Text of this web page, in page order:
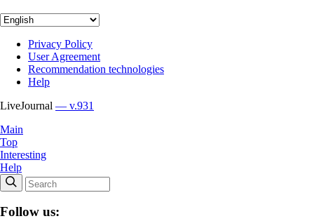
Privacy Policy
User Agreement
Recommendation technologies
Help
LiveJournal — v.931
Main
Top
Interesting
Help
Follow us: